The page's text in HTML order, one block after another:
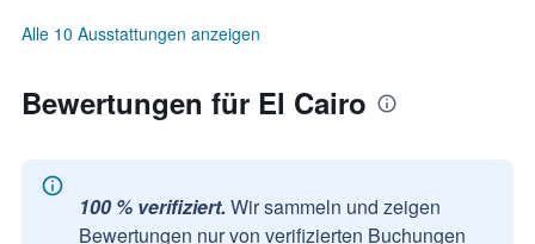
Alle 10 Ausstattungen anzeigen
Bewertungen für El Cairo
100 % verifiziert. Wir sammeln und zeigen
Bewertungen nur von verifizierten Buchungen